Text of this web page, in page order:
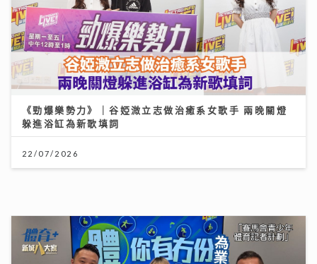
06/08/2026
《灣區聲勢力》｜谷婭溦剖白曾低谷內耗到懷疑人生 新
歌MV搵黃宗澤義氣助陣